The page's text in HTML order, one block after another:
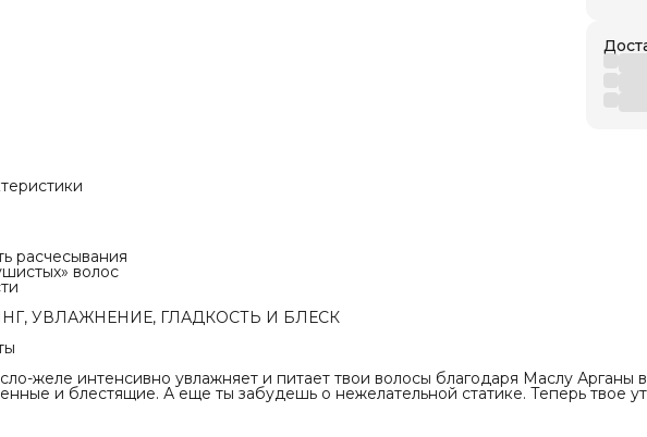
расчесывания
волос
УВЛАЖНЕНИЕ, ГЛАДКОСТЬ И БЛЕСК
желе интенсивно увлажняет и питает твои волосы благодаря Маслу Арганы в
и блестящие. А еще ты забудешь о нежелательной статике. Теперь твое